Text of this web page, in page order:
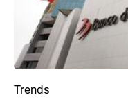
Trends